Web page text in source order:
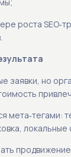
роста
заявки, но
мета‑тегами:
локальные